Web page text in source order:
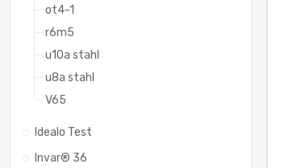
ot4-1
r6m5
u10a stahl
u8a stahl
V65
Idealo Test
Invar® 36